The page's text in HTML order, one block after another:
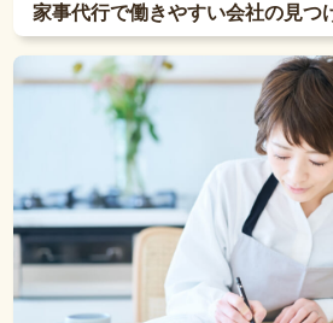
家事代行で働きやすい会社の見つ